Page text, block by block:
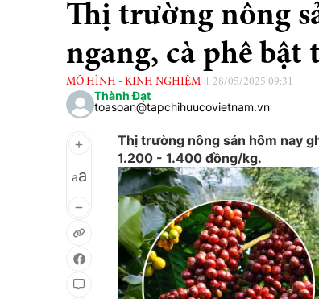
Thị trường nông
ngang, cà phê bật
MÔ HÌNH - KINH NGHIỆM 28/05/2025 09:31
Thành Đạt
toasoan@tapchihuucovietnam.vn
aa
Thị trường nông sản hôm nay
1.200 - 1.400 đồng/kg.